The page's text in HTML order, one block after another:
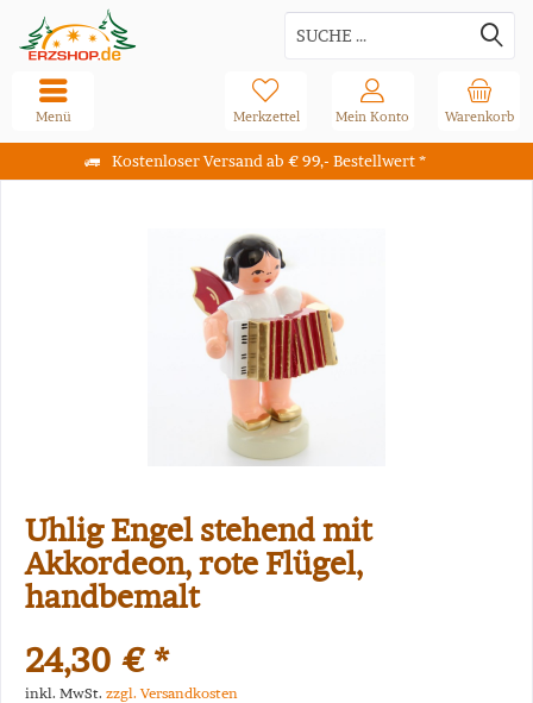
Kostenloser Versand ab € 99,- Bestellwert *
Warenkorb
Merkzettel Mein Konto
Menü
Uhlig Engel stehend mit
Akkordeon, rote Flügel,
handbemalt
24,30 € *
inkl. MwSt. zzgl. Versandkosten